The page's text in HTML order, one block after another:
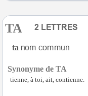
TA
ta
Synonyme de TA
tienne, à toi, ait, contienne.